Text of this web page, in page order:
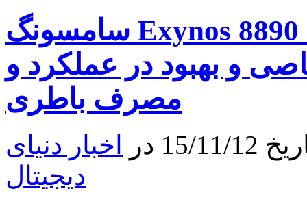
۱۴
نانومتری
7
Octa
رونمایی
کرد
سامسونگ Exynos 8890 را رسما معرفی کرد: GPU
و بهبود در عملکرد و
مصرف باطری
در
اخبار دنیای
دیجیتال